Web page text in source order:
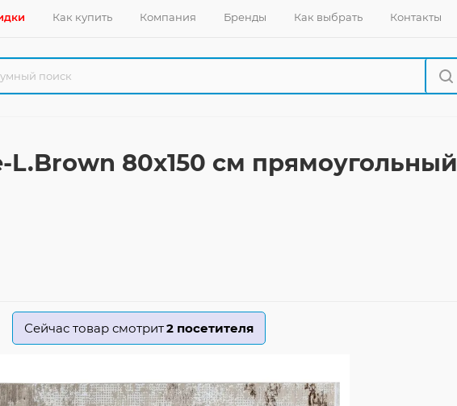
Как купить Компания Бренды Как выбрать Контакты
L.Brown 80x150 см прямоугольный
Сейчас товар смотрит2 посетителя